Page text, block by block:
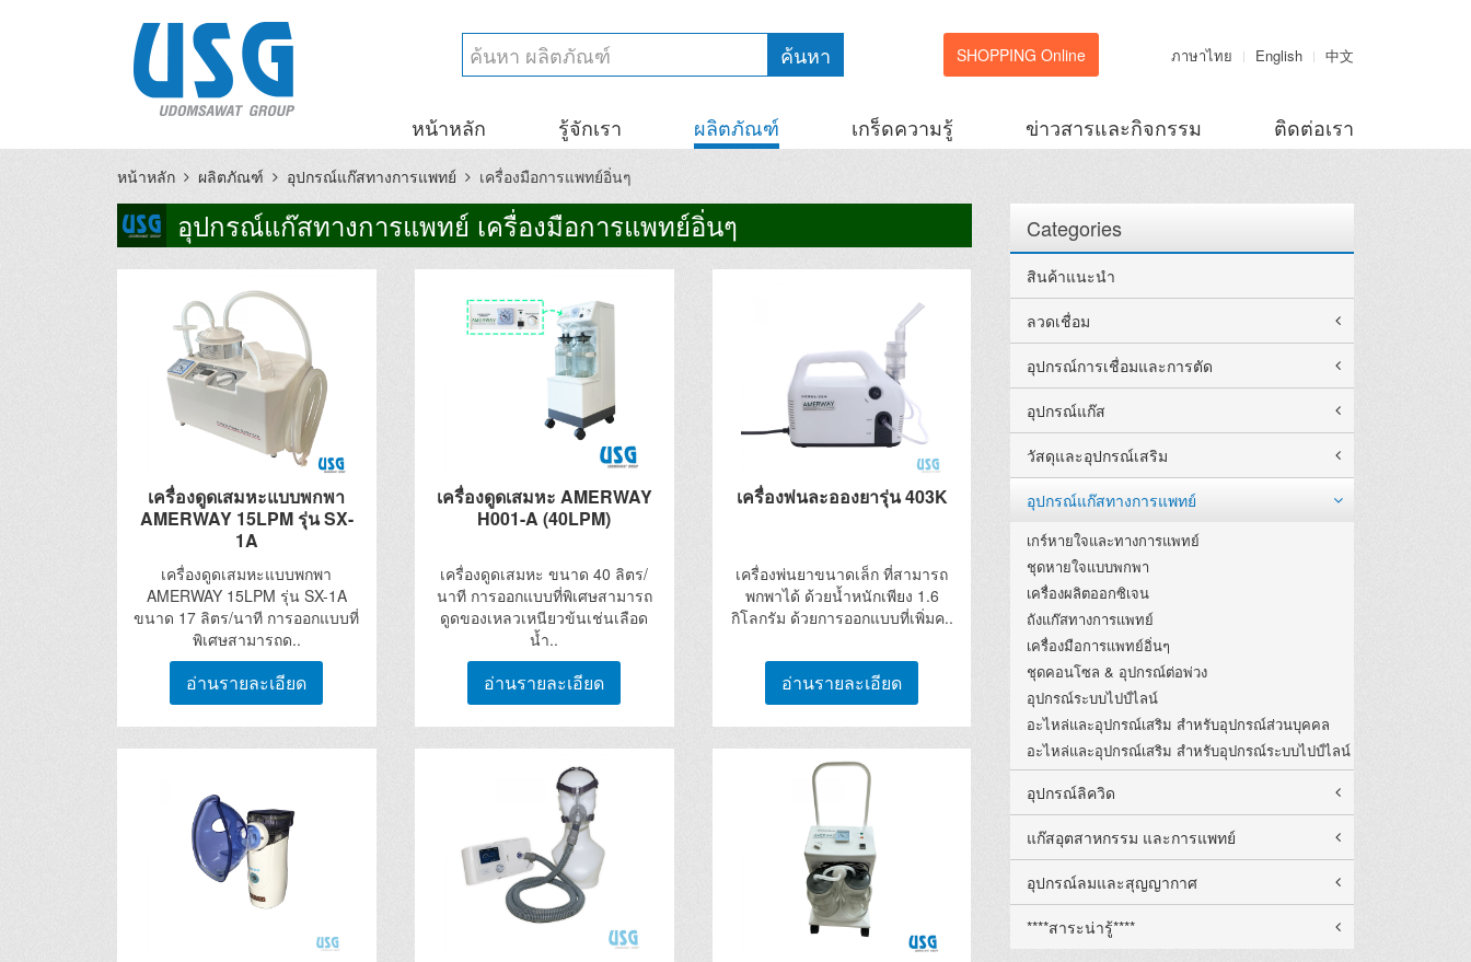
ค้นหา SHOPPING Online ภาษาไทย English 中文
หน้าหลัก รู้จักเรา ผลิตภัณฑ์ เกร็ดความรู้ ข่าวสารและกิจกรรม ติดต่อเรา
หน้าหลัก ผลิตภัณฑ์ อุปกรณ์แก๊สทางการแพทย์ เครื่องมือการแพทย์อิ่นๆ
อุปกรณ์แก๊สทางการแพทย์ เครื่องมือการแพทย์อิ่นๆ
เครื่องดูดเสมหะแบบพกพา
AMERWAY 15LPM รุ่น SX-
1A
เครื่องดูดเสมหะแบบพกพา
AMERWAY 15LPM รุ่น SX-1A
ขนาด 17 ลิตร/นาที การออกแบบที่
พิเศษสามารถด..
อ่านรายละเอียด
เครื่องดูดเสมหะ AMERWAY
H001-A (40LPM)
เครื่องดูดเสมหะ ขนาด 40 ลิตร/
นาที การออกแบบที่พิเศษสามารถ
ดูดของเหลวเหนียวข้นเช่นเลือด
น้ำ..
อ่านรายละเอียด
เครื่องพ่นละอองยารุ่น 403K
เครื่องพ่นยาขนาดเล็ก ที่สามารถ
พกพาได้ ด้วยน้ำหนักเพียง 1.6
กิโลกรัม ด้วยการออกแบบที่เพิ่มค..
อ่านรายละเอียด
Categories
สินค้าแนะนำ
ลวดเชื่อม
อุปกรณ์การเชื่อมและการตัด
อุปกรณ์แก๊ส
วัสดุและอุปกรณ์เสริม
อุปกรณ์แก๊สทางการแพทย์
เกร์หายใจและทางการแพทย์
ชุดหายใจแบบพกพา
เครื่องผลิตออกซิเจน
ถังแก๊สทางการแพทย์
เครื่องมือการแพทย์อิ่นๆ
ชุดคอนโซล & อุปกรณ์ต่อพ่วง
อุปกรณ์ระบบไปป์ไลน์
อะไหล่และอุปกรณ์เสริม สำหรับอุปกรณ์ส่วนบุคคล
อะไหล่และอุปกรณ์เสริม สำหรับอุปกรณ์ระบบไปป์ไลน์
อุปกรณ์ลิควิด
แก๊สอุตสาหกรรม และการแพทย์
อุปกรณ์ลมและสุญญากาศ
****สาระน่ารู้****